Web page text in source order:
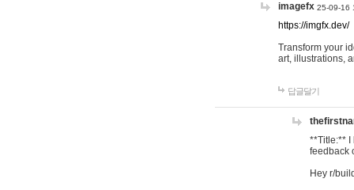
imagefx 25-09-16
https://imgfx.dev/
Transform your
art, illustrations,
답글달기
**Title:** I
feedback
Hey r/